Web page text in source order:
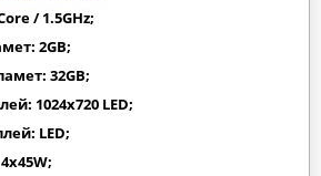
/ 1.5GHz;
2GB;
32GB;
1024х720 LED;
LED;